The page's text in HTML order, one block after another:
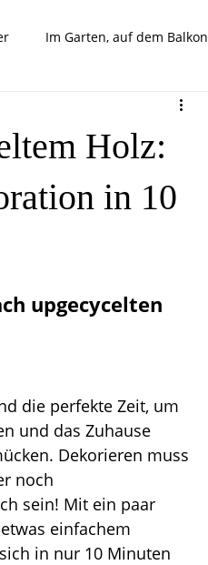
Im Garten, auf dem Balkon
Holz:
in 10
upgecycelten
die perfekte Zeit, um
und das Zuhause
Dekorieren muss
noch
sein! Mit ein paar
einfachem
in nur 10 Minuten